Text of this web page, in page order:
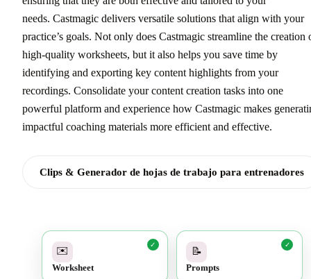
ensuring that they are both effective and tailored to your
needs. Castmagic delivers versatile solutions that align with your
practice’s goals. Not only does Castmagic streamline the creation
high-quality worksheets, but it also helps you save time by
identifying and exporting key content highlights from your
recordings. Consolidate your content creation tasks into one
powerful platform and experience how Castmagic makes
impactful coaching materials more efficient and effective.
Clips & Generador de hojas de trabajo para entrenadores
✉️
Worksheet
✓
📝
Prompts
✓